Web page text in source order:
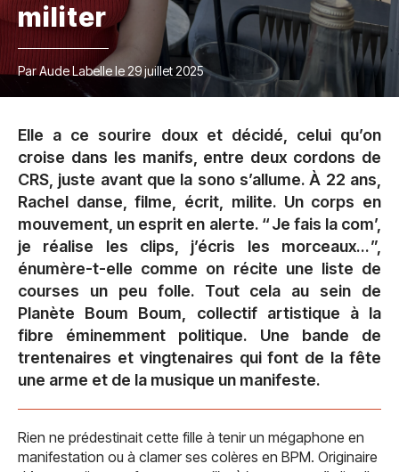
militer
Par Aude Labelle le 29 juillet 2025
Elle a ce sourire doux et décidé, celui qu’on
croise dans les manifs, entre deux cordons de
CRS, juste avant que la sono s’allume. À 22 ans,
Rachel danse, filme, écrit, milite. Un corps en
mouvement, un esprit en alerte. “ Je fais la com’,
je réalise les clips, j’écris les morceaux… ”,
énumère-t-elle comme on récite une liste de
courses un peu folle. Tout cela au sein de
Planète Boum Boum, collectif artistique à la
fibre éminemment politique. Une bande de
trentenaires et vingtenaires qui font de la fête
une arme et de la musique un manifeste.
Rien ne prédestinait cette fille à tenir un mégaphone en
manifestation ou à clamer ses colères en BPM. Originaire